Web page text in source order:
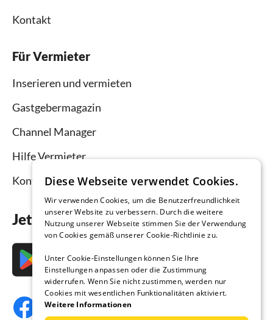
Kontakt
Für Vermieter
Inserieren und vermieten
Gastgebermagazin
Channel Manager
Hilfe Vermieter
Kontakt
Jetzt die App downloaden
Diese Webseite verwendet Cookies.
Wir verwenden Cookies, um die Benutzerfreundlichkeit
unserer Website zu verbessern. Durch die weitere
Nutzung unserer Webseite stimmen Sie der Verwendung
von Cookies gemäß unserer Cookie-Richtlinie zu.
Unter Cookie-Einstellungen können Sie Ihre
Einstellungen anpassen oder die Zustimmung
widerrufen. Wenn Sie nicht zustimmen, werden nur
Cookies mit wesentlichen Funktionalitäten aktiviert.
Weitere Informationen